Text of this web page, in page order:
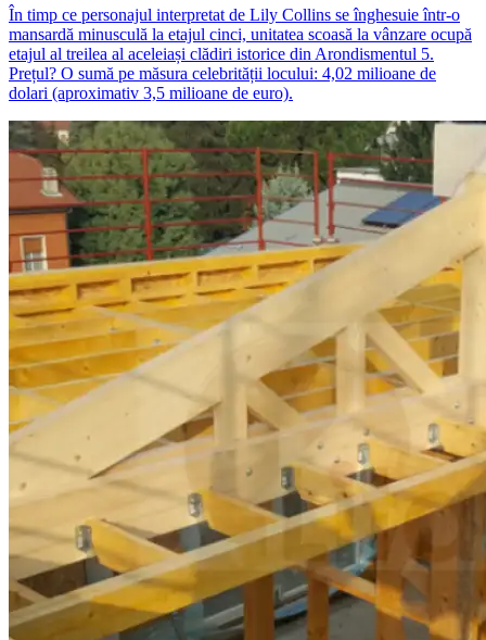
În timp ce personajul interpretat de Lily Collins se înghesuie într-o
mansardă minusculă la etajul cinci, unitatea scoasă la vânzare ocupă
etajul al treilea al aceleiași clădiri istorice din Arondismentul 5.
Prețul? O sumă pe măsura celebrității locului: 4,02 milioane de
dolari (aproximativ 3,5 milioane de euro).